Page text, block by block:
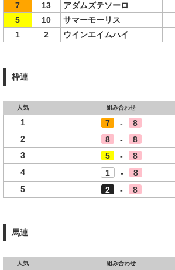
7
13 アダムズテソーロ
5
10 サマーモーリス
1
2 ウインエイムハイ
枠連
人気 組み合わせ
1 7 - 8
2
8 - 8
3
5 - 8
4
1 - 8
5
2 - 8
馬連
人気 組み合わせ